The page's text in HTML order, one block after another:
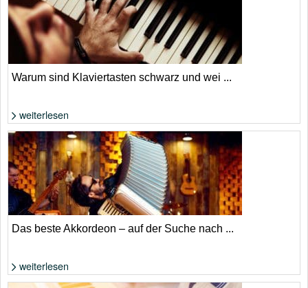
Foto: Shutterstock von iTref
Warum sind Klaviertasten schwarz und wei ...
weiterlesen
Das beste Akkordeon – auf der Suche nach ...
weiterlesen